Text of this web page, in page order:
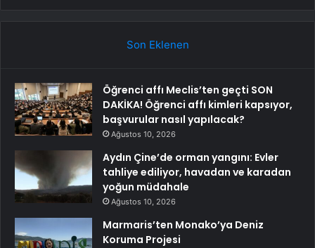
Son Eklenen
Öğrenci affı Meclis’ten geçti SON
DAKİKA! Öğrenci affı kimleri kapsıyor,
başvurular nasıl yapılacak?
Ağustos 10, 2026
Aydın Çine’de orman yangını: Evler
tahliye ediliyor, havadan ve karadan
yoğun müdahale
Ağustos 10, 2026
Marmaris’ten Monako’ya Deniz
Koruma Projesi